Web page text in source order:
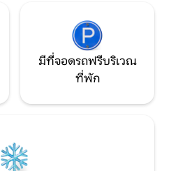
มีที่จอดรถฟรีบริเวณ
ที่พัก